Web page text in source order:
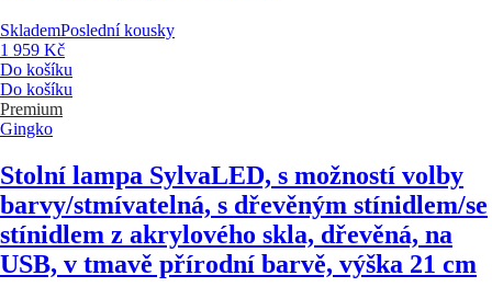
SklademPoslední kousky
1 959 Kč
Do košíku
Do košíku
Premium
Gingko
Stolní lampa SylvaLED, s možností volby
barvy/stmívatelná, s dřevěným stínidlem/se
stínidlem z akrylového skla, dřevěná, na
USB, v tmavě přírodní barvě, výška 21 cm